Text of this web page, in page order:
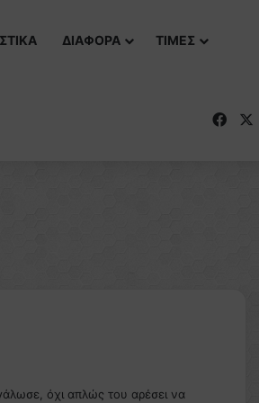
ΔΙΑΦΟΡΑ ΤΙΜΕΣ
όχι απλώς του αρέσει να